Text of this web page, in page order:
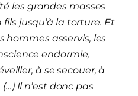
les grandes masses
jusqu’à la torture. Et
hommes asservis, les
endormie,
à se secouer, à
Il n’est donc pas